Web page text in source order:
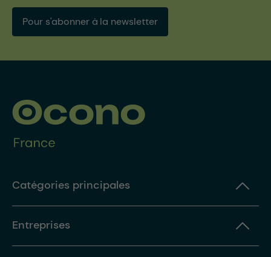
Pour s'abonner à la newsletter
Catégories principales
Entreprises